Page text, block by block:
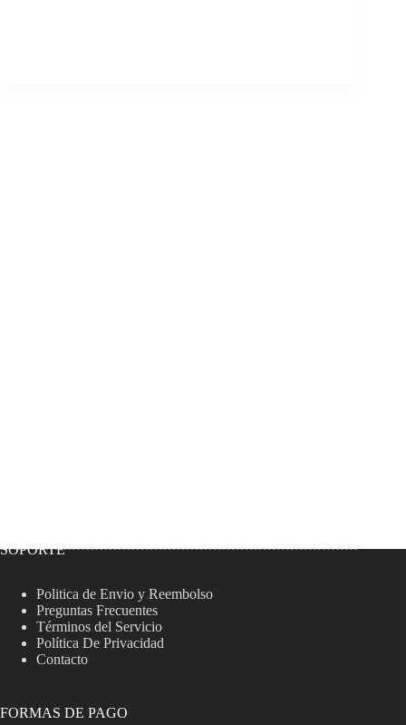
SOPORTE
Politica de Envio y Reembolso
Preguntas Frecuentes
Términos del Servicio
Política De Privacidad
Contacto
FORMAS DE PAGO